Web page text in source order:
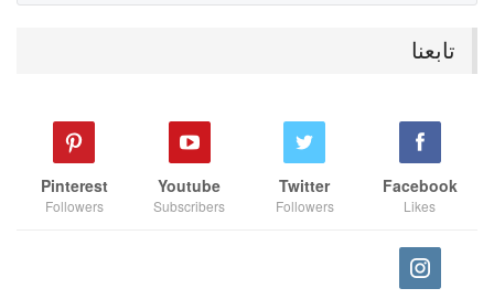
تابعنا
Facebook
Likes
Twitter
Followers
Youtube
Subscribers
Pinterest
Followers